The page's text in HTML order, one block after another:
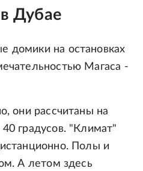
Дубае
домики на остановках
Магаса -
они рассчитаны на
градусов. "Климат"
Полы и
А летом здесь